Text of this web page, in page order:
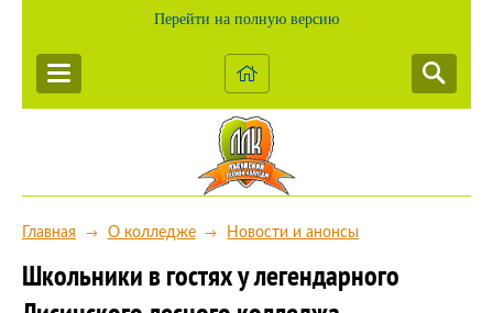
Перейти на полную версию
Главная → О колледже → Новости и анонсы
Школьники в гостях у легендарного